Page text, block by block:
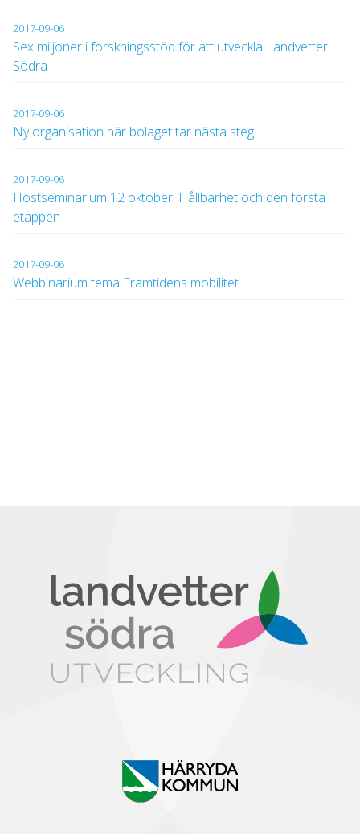
2017-09-06
Sex miljoner i forskningsstöd för att utveckla Landvetter
Södra
2017-09-06
Ny organisation när bolaget tar nästa steg
2017-09-06
Höstseminarium 12 oktober: Hållbarhet och den första
etappen
2017-09-06
Webbinarium tema Framtidens mobilitet